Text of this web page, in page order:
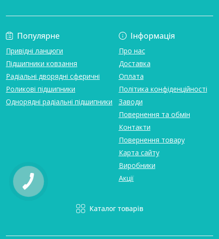
Популярне
Привідні ланцюги
Підшипники ковзання
Радіальні дворядні сферичні
Роликові підшипники
Однорядні радіальні підшипники
Інформація
Про нас
Доставка
Оплата
Політика конфіденційності
Заводи
Повернення та обмін
Контакти
Повернення товару
Карта сайту
Виробники
Акції
Каталог товарів